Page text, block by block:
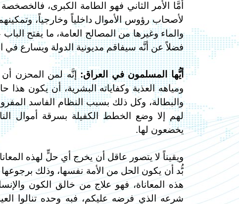
أمَّا الأمر الثاني فهو الطامة الكبرى،
لأصحاب رؤوس الأموال داخلياً وخارجياً،
والماء وغيرها من المصالح العامة، ما يفتح
فضلاً عن أنَّه سيفاقم مديونية الدولة ويسارع في
أيُّها المسلمون في العراق: إنَّه لمن المحزن أن
ومياهه العذبة وكفاياته البشرية، أن يكون هذا
والبطالة، وكل ذلك بسبب النظام الفاسد
لهم إلا وضع الخطط الكفيلة بسرقة أموال
يخضعون لها.
ويقيناً لا يتصور عاقل أن يخرج أي حلٍّ لهذه
بُّد أن يكون الحل من الأمة نفسها، وذلك
هذه المعاناة، فهو علاج من خالق الكون
شرعه الذي فرضه عليكم، فبه وحده تنالوا